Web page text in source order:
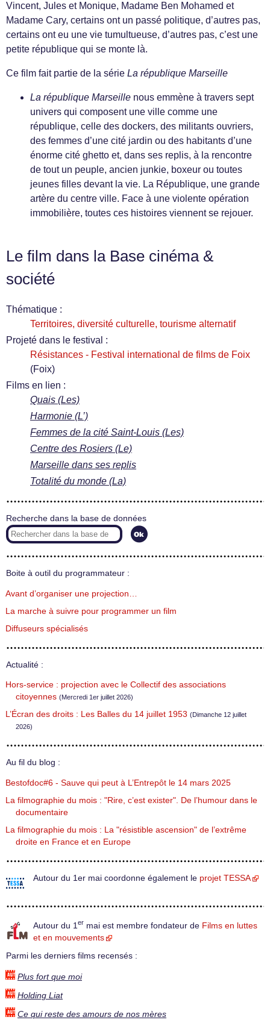
Vincent, Jules et Monique, Madame Ben Mohamed et
Madame Cary, certains ont un passé politique, d’autres pas,
certains ont eu une vie tumultueuse, d’autres pas, c’est une
petite république qui se monte là.
Ce film fait partie de la série La république Marseille
La république Marseille nous emmène à travers sept
univers qui composent une ville comme une
république, celle des dockers, des militants ouvriers,
des femmes d’une cité jardin ou des habitants d’une
énorme cité ghetto et, dans ses replis, à la rencontre
de tout un peuple, ancien junkie, boxeur ou toutes
jeunes filles devant la vie. La République, une grande
artère du centre ville. Face à une violente opération
immobilière, toutes ces histoires viennent se rejouer.
Le film dans la Base cinéma &
société
Thématique :
Territoires, diversité culturelle, tourisme alternatif
Projeté dans le festival :
Résistances - Festival international de films de Foix
(Foix)
Films en lien :
Quais (Les)
Harmonie (L’)
Femmes de la cité Saint-Louis (Les)
Centre des Rosiers (Le)
Marseille dans ses replis
Totalité du monde (La)
Recherche dans la base de données
Boite à outil du programmateur :
Avant d’organiser une projection…
La marche à suivre pour programmer un film
Diffuseurs spécialisés
Actualité :
Hors-service : projection avec le Collectif des associations
citoyennes (Mercredi 1er juillet 2026)
L’Écran des droits : Les Balles du 14 juillet 1953 (Dimanche 12 juillet
2026)
Au fil du blog :
Bestofdoc#6 - Sauve qui peut à L’Entrepôt le 14 mars 2025
La filmographie du mois : "Rire, c’est exister". De l’humour dans le
documentaire
La filmographie du mois : La "résistible ascension" de l’extrême
droite en France et en Europe
Autour du 1er mai coordonne également le projet TESSA
Autour du 1 er mai est membre fondateur de Films en luttes
et en mouvements
Parmi les derniers films recensés :
Plus fort que moi
Holding Liat
Ce qui reste des amours de nos mères